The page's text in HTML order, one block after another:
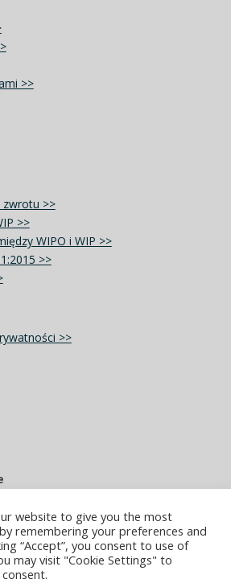
>>
>>
>>
WIPO i WIP >>
>>
>>
>>
website to give you the most
remembering your preferences and
“Accept”, you consent to use of
may visit "Cookie Settings" to